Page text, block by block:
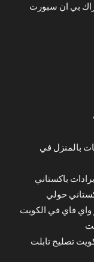
بي ان سبورت
بالمنزل في
حولي
واي فاي في الكويت
تصليح تابلت